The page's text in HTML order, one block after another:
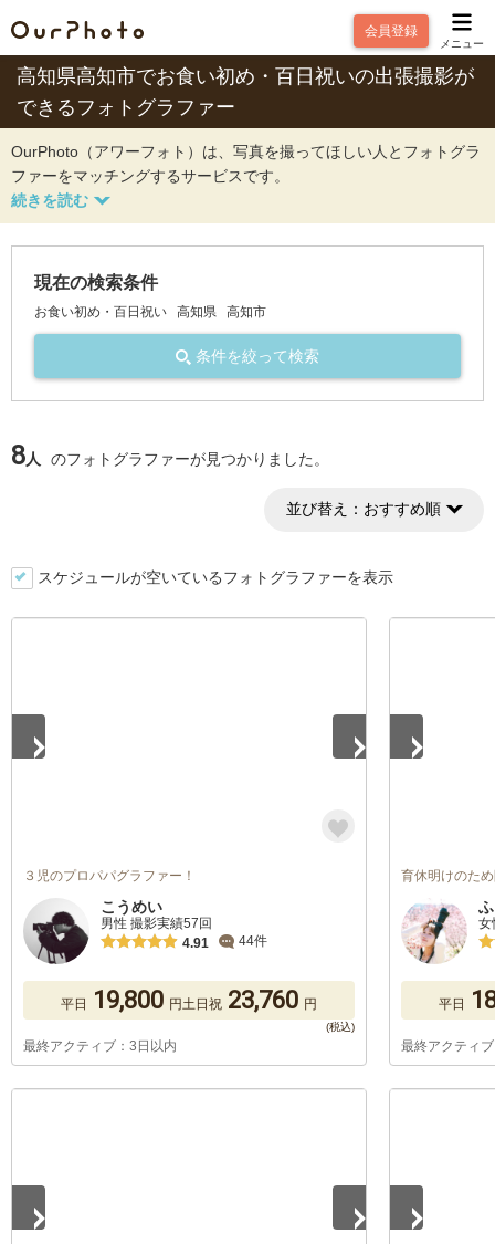
会員登録
メニュー
高知県高知市でお食い初め・百日祝いの出張撮影が
できるフォトグラファー
OurPhoto（アワーフォト）は、写真を撮ってほしい人とフォトグラ
ファーをマッチングするサービスです。
現在の検索条件
お食い初め・百日祝い 高知県 高知市
条件を絞って検索
8人 のフォトグラファーが見つかりました。
並び替え： おすすめ順
スケジュールが空いているフォトグラファーを表示
３児のプロパパグラファー！
こうめい
男性 撮影実績57回
4.91
44件
平日 19,800 円土日祝 23,760 円
最終アクティブ：3日以内
育休明けのた
女
平日
最終アクティ